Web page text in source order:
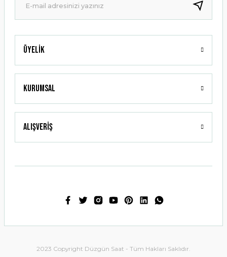
Bu ürüne benzer farklı alternatifler olmalı.
Gönder
Üyelik
Kurumsal
Alışveriş
2023 Copyright Düzgün Saat - Tüm Hakları Saklıdır.